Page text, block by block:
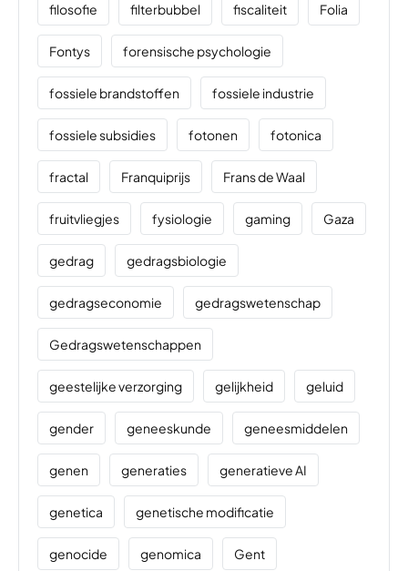
filosofie filterbubbel fiscaliteit Folia
Fontys forensische psychologie
fossiele brandstoffen fossiele industrie
fossiele subsidies fotonen fotonica
fractal Franquiprijs Frans de Waal
fruitvliegjes fysiologie gaming Gaza
gedrag gedragsbiologie
gedragseconomie gedragswetenschap
Gedragswetenschappen
geestelijke verzorging gelijkheid geluid
gender geneeskunde geneesmiddelen
genen generaties generatieve AI
genetica genetische modificatie
genocide genomica Gent